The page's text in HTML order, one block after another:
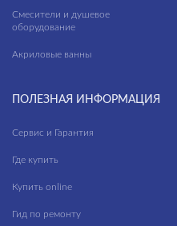
Смесители и душевое
оборудование
Акриловые ванны
ПОЛЕЗНАЯ ИНФОРМАЦИЯ
Сервис и Гарантия
Где купить
Купить online
Гид по ремонту